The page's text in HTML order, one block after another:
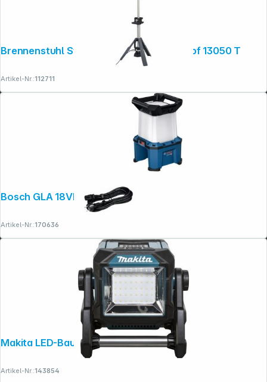
Brennenstuhl Stativ LED Strahler Dreikopf 13050 T
Artikel-Nr.:112711
Bosch GLA 18VH-7500 Akku-Bauleuchte
Artikel-Nr.:170636
Makita LED-Baustrahler 18V - 40V max.
Artikel-Nr.:143854
Folgen Sie uns auf